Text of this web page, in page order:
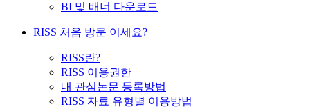
BI 및 배너 다운로드
RISS 처음 방문 이세요?
RISS란?
RISS 이용권한
내 관심논문 등록방법
RISS 자료 유형별 이용방법